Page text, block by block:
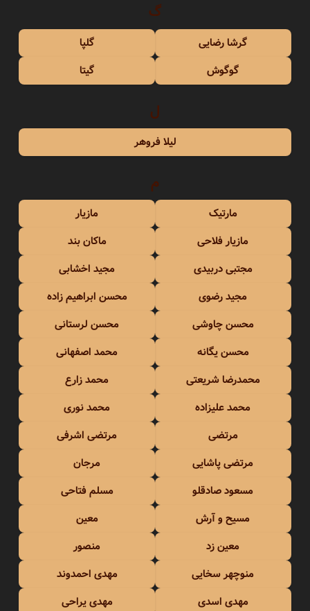
گ
گرشا رضایی
گلپا
گوگوش
گیتا
ل
لیلا فروهر
م
مارتیک
مازیار
مازیار فلاحی
ماکان بند
مجتبی دربیدی
مجید اخشابی
مجید رضوی
محسن ابراهیم زاده
محسن چاوشی
محسن لرستانی
محسن یگانه
محمد اصفهانی
محمدرضا شریعتی
محمد زارع
محمد علیزاده
محمد نوری
مرتضی
مرتضی اشرفی
مرتضی پاشایی
مرجان
مسعود صادقلو
مسلم فتاحی
مسیح و آرش
معین
معین زد
منصور
منوچهر سخایی
مهدی احمدوند
مهدی اسدی
مهدی یراحی